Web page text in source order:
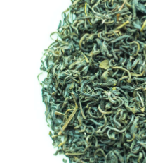
sur
la
page
du